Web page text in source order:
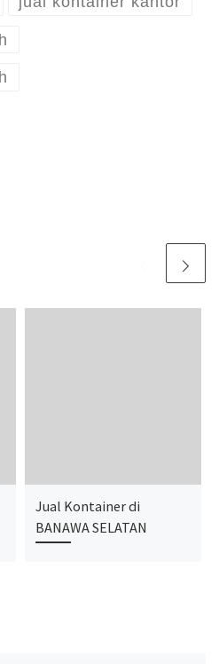
Jual Kontainer di
BANAWA SELATAN